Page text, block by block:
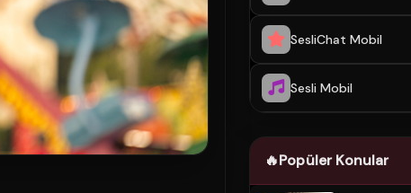
SesliChat Mobil
Sesli Mobil
🔥Popüler Konular